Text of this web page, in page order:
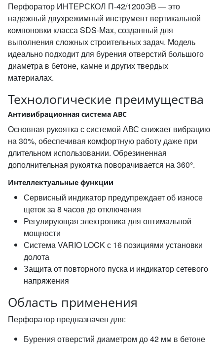
Перфоратор ИНТЕРСКОЛ П-42/1200ЭВ — это
надежный двухрежимный инструмент вертикальной
компоновки класса SDS-Max, созданный для
выполнения сложных строительных задач. Модель
идеально подходит для бурения отверстий большого
диаметра в бетоне, камне и других твердых
материалах.
Технологические преимущества
Антивибрационная система АВС
Основная рукоятка с системой АВС снижает вибрацию
на 30%, обеспечивая комфортную работу даже при
длительном использовании. Обрезиненная
дополнительная рукоятка поворачивается на 360°.
Интеллектуальные функции
Сервисный индикатор предупреждает об износе
щеток за 8 часов до отключения
Регулирующая электроника для оптимальной
мощности
Система VARIO LOCK с 16 позициями установки
долота
Защита от повторного пуска и индикатор сетевого
напряжения
Область применения
Перфоратор предназначен для:
Бурения отверстий диаметром до 42 мм в бетоне